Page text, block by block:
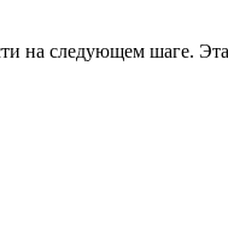
на следующем шаге.